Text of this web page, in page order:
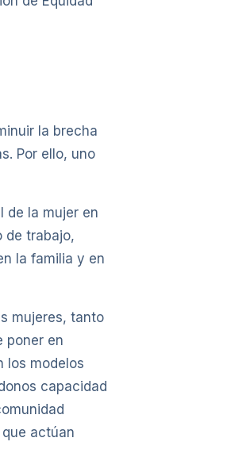
la brecha
Por ello, uno
de la mujer en
de trabajo,
la familia y en
mujeres, tanto
poner en
los modelos
capacidad
actúan